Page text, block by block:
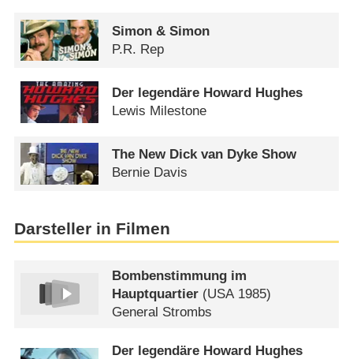
Simon & Simon
P.R. Rep
Der legendäre Howard Hughes
Lewis Milestone
The New Dick van Dyke Show
Bernie Davis
Darsteller in Filmen
Bombenstimmung im
Hauptquartier (USA1985)
General Strombs
Der legendäre Howard Hughes